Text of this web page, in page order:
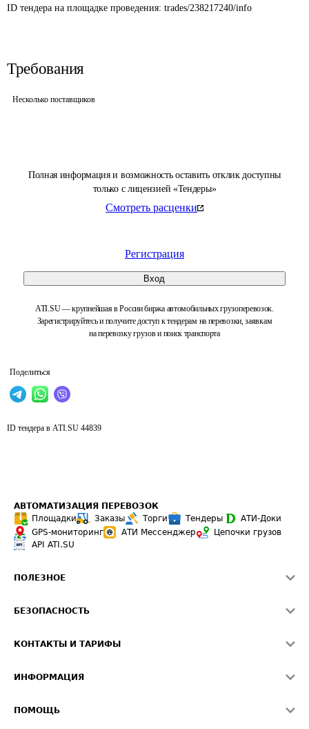
Полная информация и возможность оставить отклик доступны
только с лицензией «Тендеры»
Смотреть расценки
Регистрация
Вход
ATI.SU — крупнейшая в России биржа автомобильных грузоперевозок.
Зарегистрируйтесь и получите доступ к тендерам на перевозки, заявкам
на перевозку грузов и поиск транспорта
Поделиться
ID тендера на площадке проведения: trades/238217240/info
Требования
Несколько поставщиков
ID тендера в ATI.SU 44839
АВТОМАТИЗАЦИЯ ПЕРЕВОЗОК
Площадки
Заказы Торги Тендеры
АТИ-Доки
GPS-мониторинг
АТИ Мессенджер
Цепочки грузов
API ATI.SU
ПОЛЕЗНОЕ
Звезды ATI.SU на вашем сайте
Средние ставки
БЕЗОПАСНОСТЬ
Светофор+
О формировании Паспорта
КОНТАКТЫ И ТАРИФЫ
Реклама на сайте
ИНФОРМАЦИЯ
ПОМОЩЬ